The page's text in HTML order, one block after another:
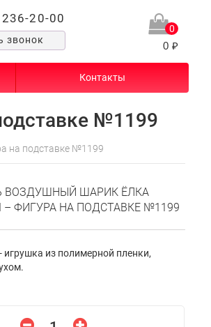
20-00
звонок
0
0 ₽
Контакты
№1199
на подставке №1199
ВОЗДУШНЫЙ ШАРИК ЁЛКА
ФИГУРА НА ПОДСТАВКЕ №1199
из полимерной пленки,